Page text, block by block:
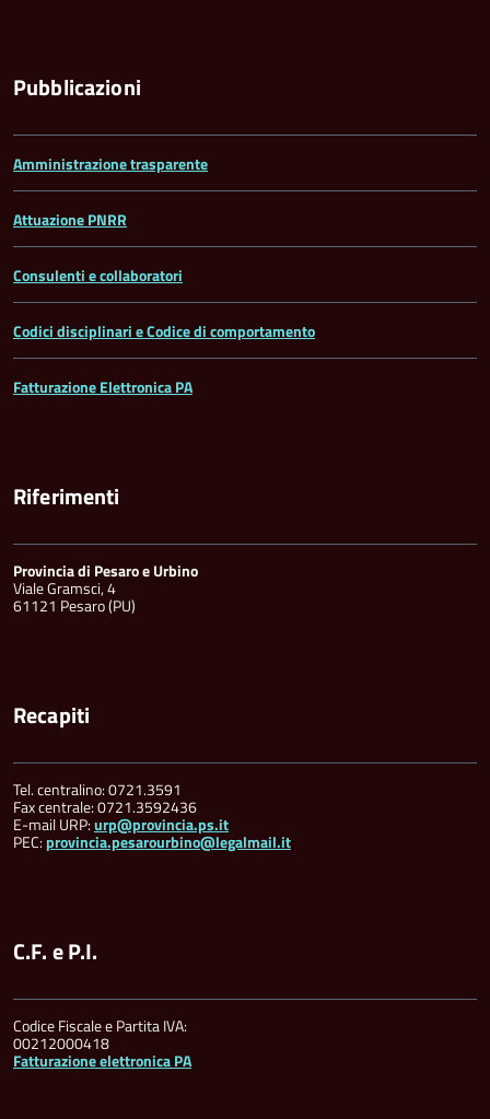
Pubblicazioni
Amministrazione trasparente
Attuazione PNRR
Consulenti e collaboratori
Codici disciplinari e Codice di comportamento
Fatturazione Elettronica PA
Riferimenti
Provincia di Pesaro e Urbino
Viale Gramsci, 4
61121 Pesaro (PU)
Recapiti
Tel. centralino: 0721.3591
Fax centrale: 0721.3592436
E-mail URP:urp@provincia.ps.it
PEC:provincia.pesarourbino@legalmail.it
C.F. e P.I.
Codice Fiscale e Partita IVA:
00212000418
Fatturazione elettronica PA